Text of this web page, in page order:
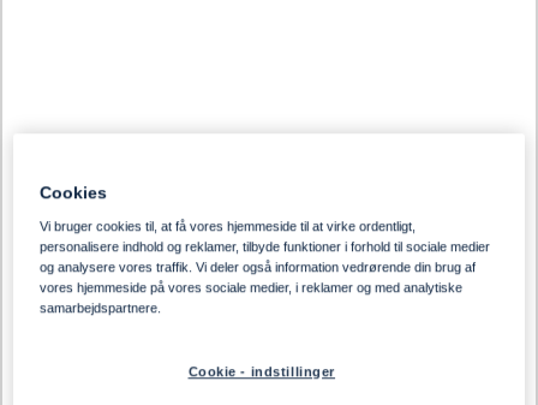
Cookies
Vi bruger cookies til, at få vores hjemmeside til at virke ordentligt,
personalisere indhold og reklamer, tilbyde funktioner i forhold til sociale medier
og analysere vores traffik. Vi deler også information vedrørende din brug af
vores hjemmeside på vores sociale medier, i reklamer og med analytiske
samarbejdspartnere.
Cookie - indstillinger